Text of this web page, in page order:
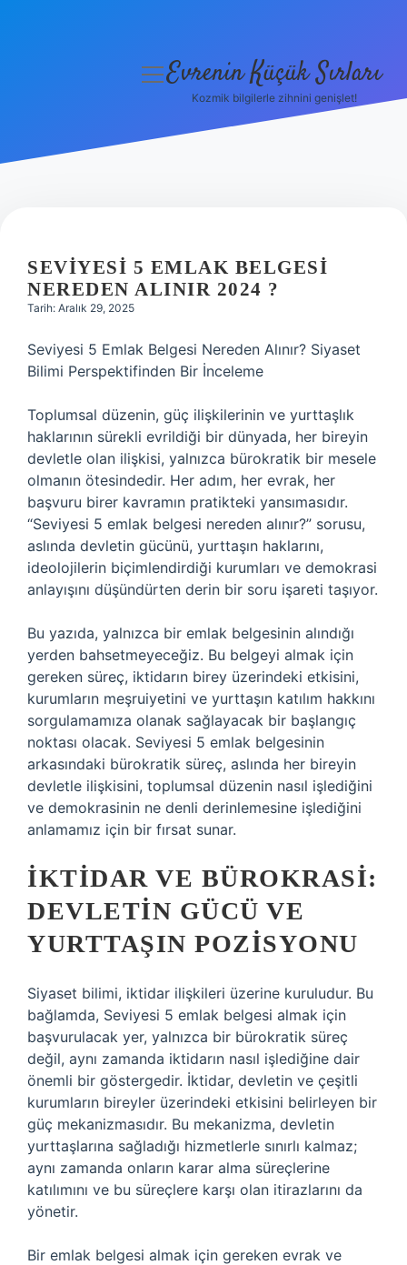
Hakkımızda
menüyü
Evrenin Küçük Sırları
Kozmik bilgilerle zihnini genişlet!
SEVIYESI 5 EMLAK BELGESI
NEREDEN ALINIR 2024 ?
Tarih: Aralık 29, 2025
Seviyesi 5 Emlak Belgesi Nereden Alınır? Siyaset
Bilimi Perspektifinden Bir İnceleme
Toplumsal düzenin, güç ilişkilerinin ve yurttaşlık
haklarının sürekli evrildiği bir dünyada, her bireyin
devletle olan ilişkisi, yalnızca bürokratik bir mesele
olmanın ötesindedir. Her adım, her evrak, her
başvuru birer kavramın pratikteki yansımasıdır.
“Seviyesi 5 emlak belgesi nereden alınır?” sorusu,
aslında devletin gücünü, yurttaşın haklarını,
ideolojilerin biçimlendirdiği kurumları ve demokrasi
anlayışını düşündürten derin bir soru işareti taşıyor.
Bu yazıda, yalnızca bir emlak belgesinin alındığı
yerden bahsetmeyeceğiz. Bu belgeyi almak için
gereken süreç, iktidarın birey üzerindeki etkisini,
kurumların meşruiyetini ve yurttaşın katılım hakkını
sorgulamamıza olanak sağlayacak bir başlangıç
noktası olacak. Seviyesi 5 emlak belgesinin
arkasındaki bürokratik süreç, aslında her bireyin
devletle ilişkisini, toplumsal düzenin nasıl işlediğini
ve demokrasinin ne denli derinlemesine işlediğini
anlamamız için bir fırsat sunar.
İKTIDAR VE BÜROKRASI:
DEVLETIN GÜCÜ VE
YURTTAŞIN POZISYONU
Siyaset bilimi, iktidar ilişkileri üzerine kuruludur. Bu
bağlamda, Seviyesi 5 emlak belgesi almak için
başvurulacak yer, yalnızca bir bürokratik süreç
değil, aynı zamanda iktidarın nasıl işlediğine dair
önemli bir göstergedir. İktidar, devletin ve çeşitli
kurumların bireyler üzerindeki etkisini belirleyen bir
güç mekanizmasıdır. Bu mekanizma, devletin
yurttaşlarına sağladığı hizmetlerle sınırlı kalmaz;
aynı zamanda onların karar alma süreçlerine
katılımını ve bu süreçlere karşı olan itirazlarını da
yönetir.
Bir emlak belgesi almak için gereken evrak ve